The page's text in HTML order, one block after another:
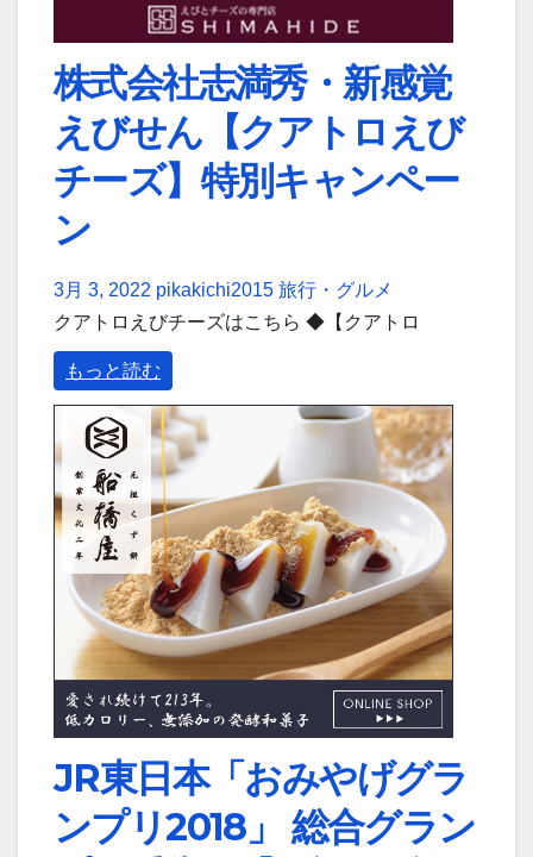
株式会社志満秀・新感覚
えびせん【クアトロえび
チーズ】特別キャンペー
ン
3月 3, 2022 pikakichi2015 旅行・グルメ
クアトロえびチーズはこちら ◆【クアトロ
もっと読む
JR東日本「おみやげグラ
ンプリ2018」 総合グラン